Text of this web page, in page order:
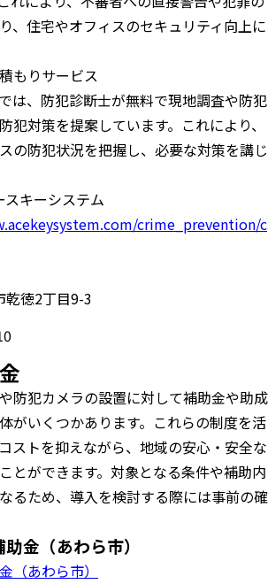
、住宅やオフィスのセキュリティ向上に
もりサービス​
は、防犯診断士が無料で現地調査や防犯
犯対策を提案しています。​これにより、
の防犯状況を把握し、必要な対策を講じ
スキーシステム
crime_prevention/c
乾徳2丁目9-3
防犯カメラの設置に対して補助金や助成
がいくつかあります。これらの制度を活
ストを抑えながら、地域の安心・安全な
とができます。対象となる条件や補助内
るため、導入を検討する際には事前の確
金（あわら市）
（あわら市）